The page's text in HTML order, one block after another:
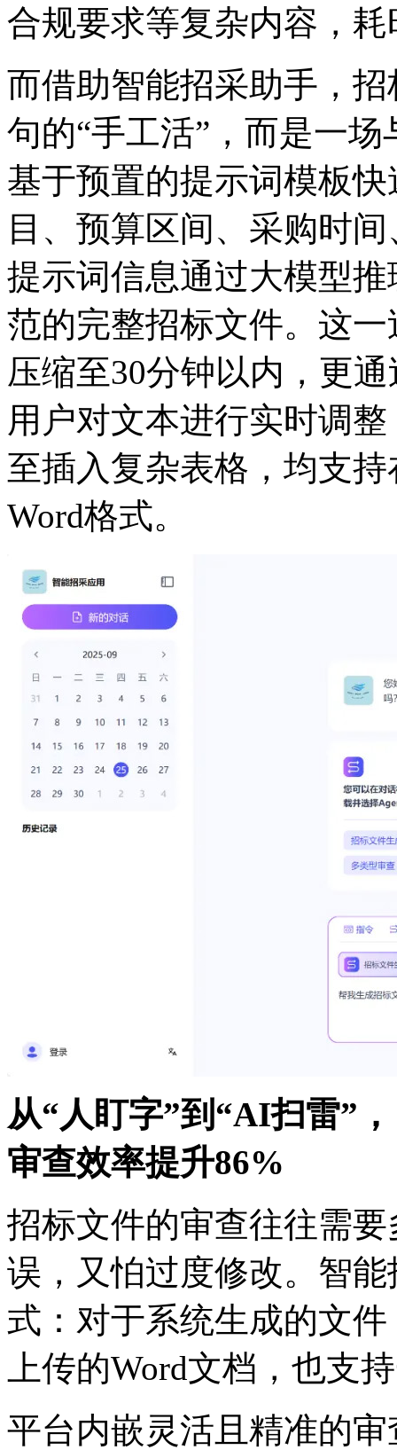
合规要求等复杂内容
而借助智能招采助手
句的“手工活”，而是
基于预置的提示词模板
目、预算区间、采购时
提示词信息通过大模型推
范的完整招标文件。这
压缩至30分钟以内，更
用户对文本进行实时调整
至插入复杂表格，均支
Word格式。
从“人盯字”到“AI扫雷”，
审查效率提升86%
招标文件的审查往往需要
误，又怕过度修改。
式：对于系统生成的文
上传的Word文档，也
平台内嵌灵活且精准的审查